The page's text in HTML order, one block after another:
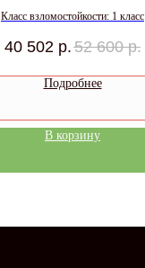
Класс взломостойкости: 1 класс
40 502 р.52 600 р.
Подробнее
В корзину